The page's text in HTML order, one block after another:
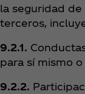
la seguridad
terceros,
9.2.1.
para sí mismo
9.2.2.